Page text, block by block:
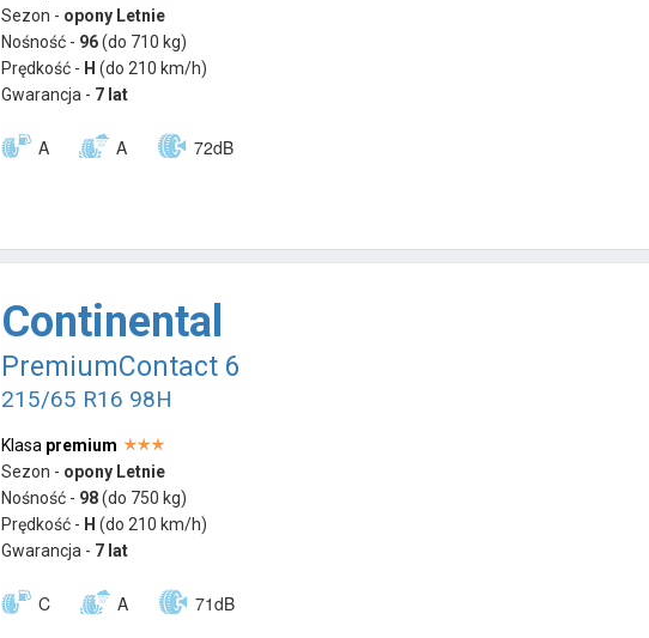
Sezon - opony Letnie
Nośność - 96 (do 710 kg)
Prędkość - H (do 210 km/h)
Gwarancja - 7 lat
A A 72dB
Continental
PremiumContact 6
215/65 R16 98H
Klasa premium
Sezon - opony Letnie
Nośność - 98 (do 750 kg)
Prędkość - H (do 210 km/h)
Gwarancja - 7 lat
C A 71dB